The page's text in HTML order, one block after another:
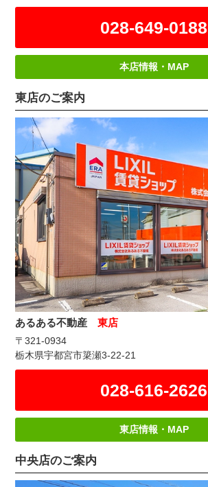
028-649-0188
本店情報・MAP
東店のご案内
あるある不動産東店
〒321-0934
栃木県宇都宮市簗瀬3-22-21
028-616-2626
東店情報・MAP
中央店のご案内